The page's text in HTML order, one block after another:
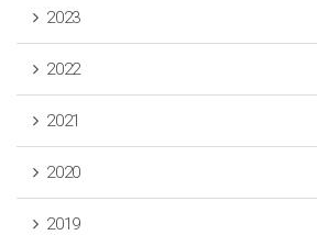
2023
2022
2021
2020
2019